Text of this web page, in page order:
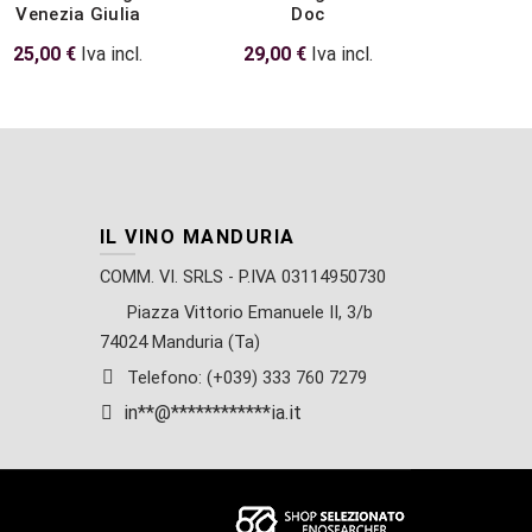
Venezia Giulia
25,00 € Iva incl.
Doc
29,00 € Iva incl.
IL VINO MANDURIA
COMM. VI. SRLS - P.IVA 03114950730
Piazza Vittorio Emanuele II, 3/b
74024 Manduria (Ta)
Telefono: (+039) 333 760 7279
in**@************ia.it